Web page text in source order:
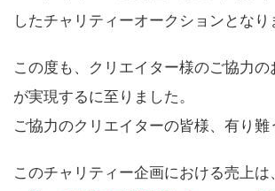
したチャリティーオークションとなり
この度も、クリエイター様のご協力
が実現するに至りました。
ご協力のクリエイターの皆様、有り難
このチャリティー企画における売上は、